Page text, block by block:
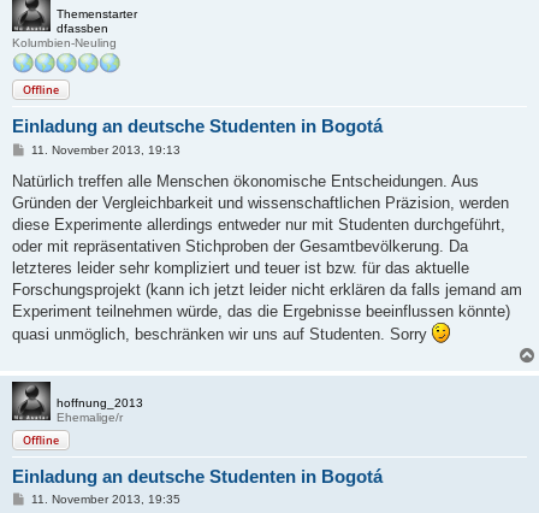
Themenstarter
dfassben
Kolumbien-Neuling
Offline
Einladung an deutsche Studenten in Bogotá
B
i
r
a
11. November 2013, 19:13
Natürlich treffen alle Menschen ökonomische Entscheidungen. Aus
Gründen der Vergleichbarkeit und wissenschaftlichen Präzision, werden
diese Experimente allerdings entweder nur mit Studenten durchgeführt,
oder mit repräsentativen Stichproben der Gesamtbevölkerung. Da
letzteres leider sehr kompliziert und teuer ist bzw. für das aktuelle
Forschungsprojekt (kann ich jetzt leider nicht erklären da falls jemand am
Experiment teilnehmen würde, das die Ergebnisse beeinflussen könnte)
quasi unmöglich, beschränken wir uns auf Studenten. Sorry
hoffnung_2013
Ehemalige/r
Offline
Einladung an deutsche Studenten in Bogotá
B11. November 2013, 19:35